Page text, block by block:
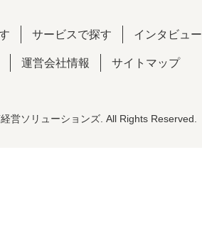
サービスで探す インタビュー
運営会社情報 サイトマップ
営ソリューションズ. All Rights Reserved.